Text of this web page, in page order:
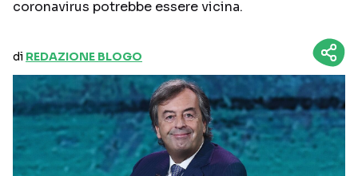
coronavirus potrebbe essere vicina.
di REDAZIONE BLOGO